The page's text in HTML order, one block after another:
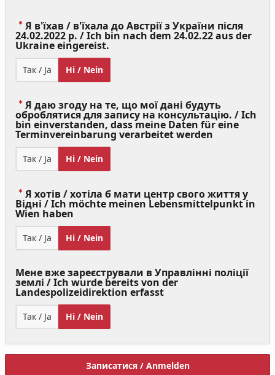
Я в'їхав / в'їхала до Австрії з України після
24.02.2022 р. / Ich bin nach dem 24.02.22 aus der
Ukraine eingereist.
Required)
Так / Ja Ні / Nein
Я даю згоду на те, що мої дані будуть
оброблятися для запису на консультацію. / Ich
bin einverstanden, dass meine Daten für eine
Terminvereinbarung verarbeitet werden
Так / Ja Ні / Nein
Я хотів / хотіла б мати центр свого життя у
Відні / Ich möchte meinen Lebensmittelpunkt in
Wien haben
Required)
Так / Ja Ні / Nein
Мене вже зареєстрували в Управлінні поліції
землі / Ich wurde bereits von der
Landespolizeidirektion erfasst
Так / Ja Ні / Nein
Записатися / Anmelden